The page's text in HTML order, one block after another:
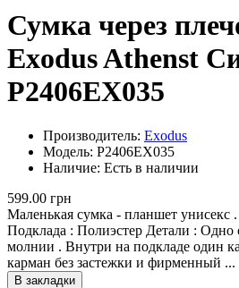
Сумка через
Exodus Athenst
P2406EX035
Производитель: Exodus
Модель: P2406EX035
Наличие: Есть в наличии
599.00 грн
Маленькая сумка - планшет унисекс
Подклада : Полиэстер Детали : Одно
молнии . Внутри на подкладе один
карман без застежки и фирменный ...
В закладки